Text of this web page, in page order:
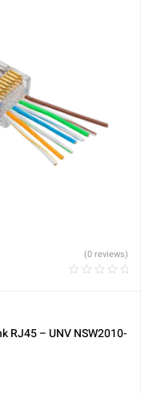
(0 reviews)
RJ45 – UNV NSW2010-